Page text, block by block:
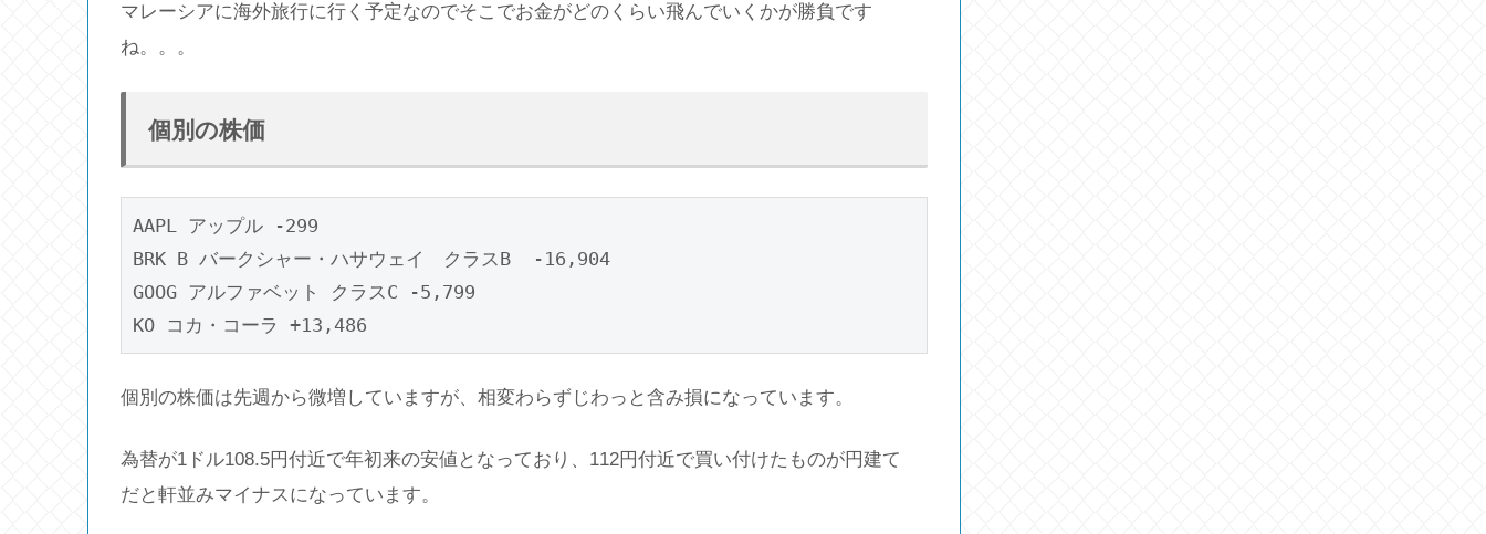
マレーシアに海外旅行に行く予定なのでそこでお金がどのくらい飛んでいくかが勝負です
ね。。。
個別の株価
AAPL アップル -299
BRK B バークシャー・ハサウェイ　クラスB  -16,904
GOOG アルファベット クラスC -5,799
個別の株価は先週から微増していますが、相変わらずじわっと含み損になっています。
為替が1ドル108.5円付近で年初来の安値となっており、112円付近で買い付けたものが円建て
だと軒並みマイナスになっています。